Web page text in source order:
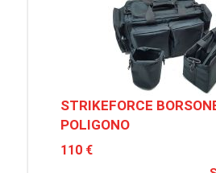
STRIKEFORCE
POLIGONO
110 €